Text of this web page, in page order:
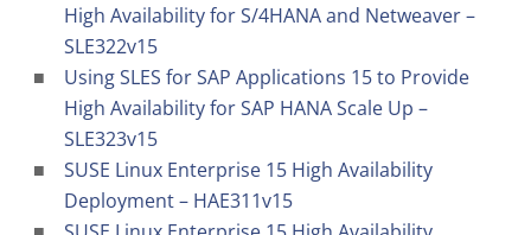
High Availability for S/4HANA and Netweaver –
SLE322v15
Using SLES for SAP Applications 15 to Provide
High Availability for SAP HANA Scale Up –
SLE323v15
SUSE Linux Enterprise 15 High Availability
Deployment – HAE311v15